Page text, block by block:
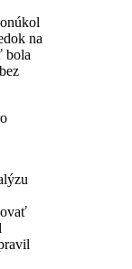
na
bola